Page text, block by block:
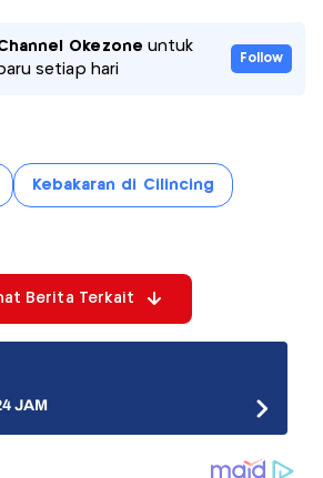
Okezone untuk
setiap hari
Follow
Kebakaran di Cilincing
Berita Terkait
JAM